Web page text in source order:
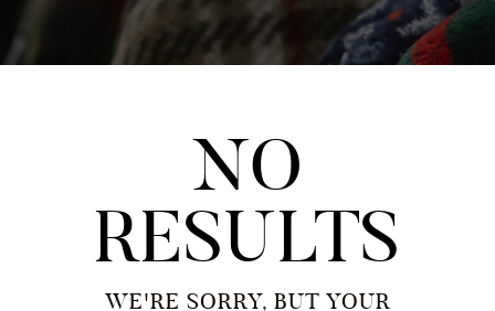
CONTACTE
NO
RESULTS
WE'RE SORRY, BUT YOUR